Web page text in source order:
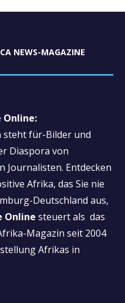
NEWS-MAGAZINE
Online:
steht für-Bilder und
Diaspora von
Journalisten. Entdecken
Afrika, das Sie nie
Deutschland aus,
Online steuert als das
Magazin seit 2004
Afrikas in